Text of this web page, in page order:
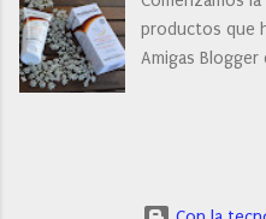
productos que
Amigas Blogger
manos para